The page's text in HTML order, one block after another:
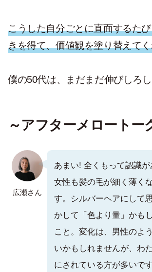
こうした自分ごとに直面するた
きを得て、価値観を塗り替えて
僕の50代は、まだまだ伸びしろし
～アフターメロートー
広瀬さん
あまい! 全くもって認識が
女性も髪の毛が細く薄く
す。シルバーヘアにして
かして「色より量」かも
こと。変化は、男性のよ
いかもしれませんが、わ
にされている方が多いです